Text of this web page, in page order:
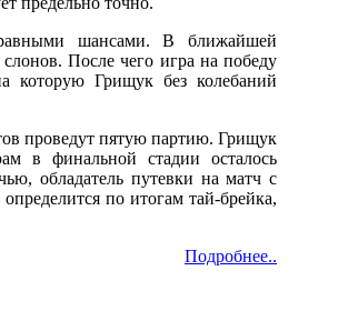
шансами. В ближайшей
После чего игра на победу
которую Грищук без колебаний
проведут пятую партию. Грищук
в финальной стадии осталось
обладатель путевки на матч с
по итогам тай-брейка,
Подробнее..